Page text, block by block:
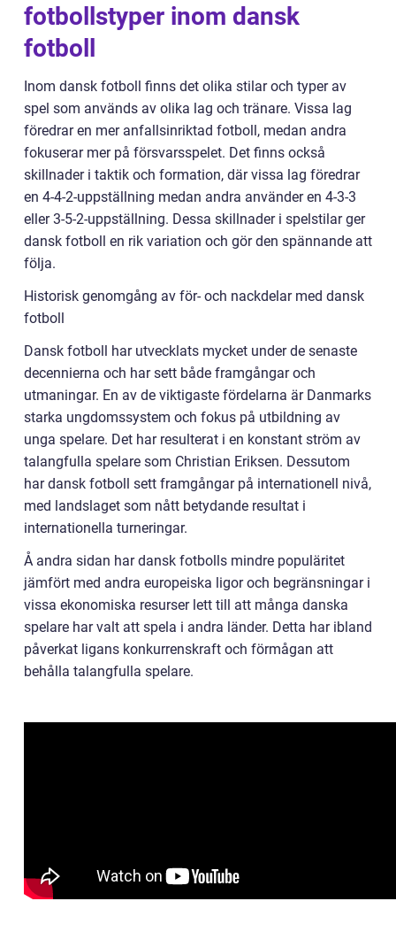
fotbollstyper inom dansk
fotboll
Inom dansk fotboll finns det olika stilar och typer av
spel som används av olika lag och tränare. Vissa lag
föredrar en mer anfallsinriktad fotboll, medan andra
fokuserar mer på försvarsspelet. Det finns också
skillnader i taktik och formation, där vissa lag föredrar
en 4-4-2-uppställning medan andra använder en 4-3-3
eller 3-5-2-uppställning. Dessa skillnader i spelstilar ger
dansk fotboll en rik variation och gör den spännande att
följa.
Historisk genomgång av för- och nackdelar med dansk
fotboll
Dansk fotboll har utvecklats mycket under de senaste
decennierna och har sett både framgångar och
utmaningar. En av de viktigaste fördelarna är Danmarks
starka ungdomssystem och fokus på utbildning av
unga spelare. Det har resulterat i en konstant ström av
talangfulla spelare som Christian Eriksen. Dessutom
har dansk fotboll sett framgångar på internationell nivå,
med landslaget som nått betydande resultat i
internationella turneringar.
Å andra sidan har dansk fotbolls mindre populäritet
jämfört med andra europeiska ligor och begränsningar i
vissa ekonomiska resurser lett till att många danska
spelare har valt att spela i andra länder. Detta har ibland
påverkat ligans konkurrenskraft och förmågan att
behålla talangfulla spelare.